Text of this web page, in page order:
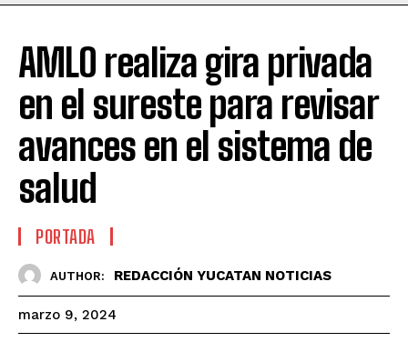
AMLO realiza gira privada
en el sureste para revisar
avances en el sistema de
salud
PORTADA
AUTHOR: REDACCIÓN YUCATAN NOTICIAS
marzo 9, 2024